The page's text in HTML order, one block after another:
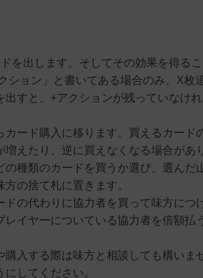
を出します。そしてその効果を得るこ
ション」と書いてある場合のみ、X枚
出すと、+アクションが残っていなけ
カード購入に移ります。買えるカー
えたり、逆に買えなくなる場合があ
の種類のカードを買うか選び、選んだ
の捨て札に置きます。
ドの代わりに協力者を買って味方に
レイヤーについている協力者を倍額払
購入する際は味方と相談しても構い
してください。